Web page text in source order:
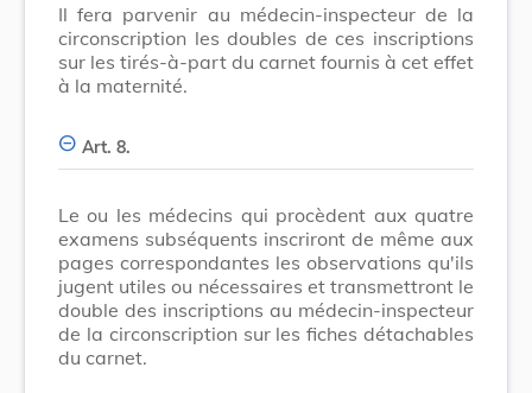
Il fera parvenir au médecin-inspecteur de la
circonscription les doubles de ces inscriptions
sur les tirés-à-part du carnet fournis à cet effet
à la maternité.
Art. 8.
Le ou les médecins qui procèdent aux quatre
examens subséquents inscriront de même aux
pages correspondantes les observations qu'ils
jugent utiles ou nécessaires et transmettront le
double des inscriptions au médecin-inspecteur
de la circonscription sur les fiches détachables
du carnet.